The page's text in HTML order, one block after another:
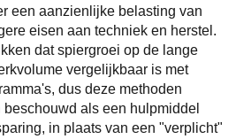
een aanzienlijke belasting van
eisen aan techniek en herstel.
dat spiergroei op de lange
vergelijkbaar is met
dus deze methoden
als een hulpmiddel
in plaats van een "verplicht"